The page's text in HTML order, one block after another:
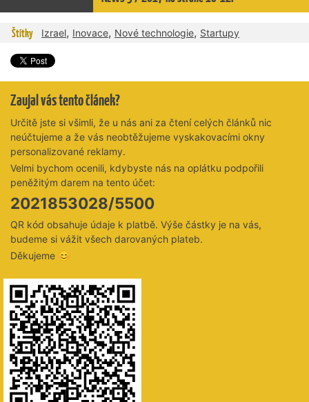
Štítky Izrael, Inovace, Nové technologie, Startupy
Zaujal vás tento článek?
Určitě jste si všimli, že u nás ani za čtení celých článků nic
neúčtujeme a že vás neobtěžujeme vyskakovacími okny
personalizované reklamy.
Velmi bychom ocenili, kdybyste nás na oplátku podpořili
peněžitým darem na tento účet:
2021853028/5500
QR kód obsahuje údaje k platbě. Výše částky je na vás,
budeme si vážit všech darovaných plateb.
Děkujeme 😊